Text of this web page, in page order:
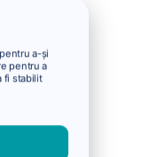
a-și
pentru a
fi stabilit